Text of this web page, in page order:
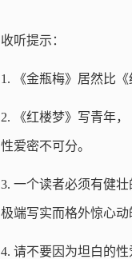
收听提示：
1. 《金瓶梅》居然比
2. 《红楼梦》写青年
性爱密不可分。
3. 一个读者必须有健
极端写实而格外惊心
4. 请不要因为坦白的